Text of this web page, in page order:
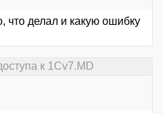
что делал и какую ошибку
к 1Cv7.MD